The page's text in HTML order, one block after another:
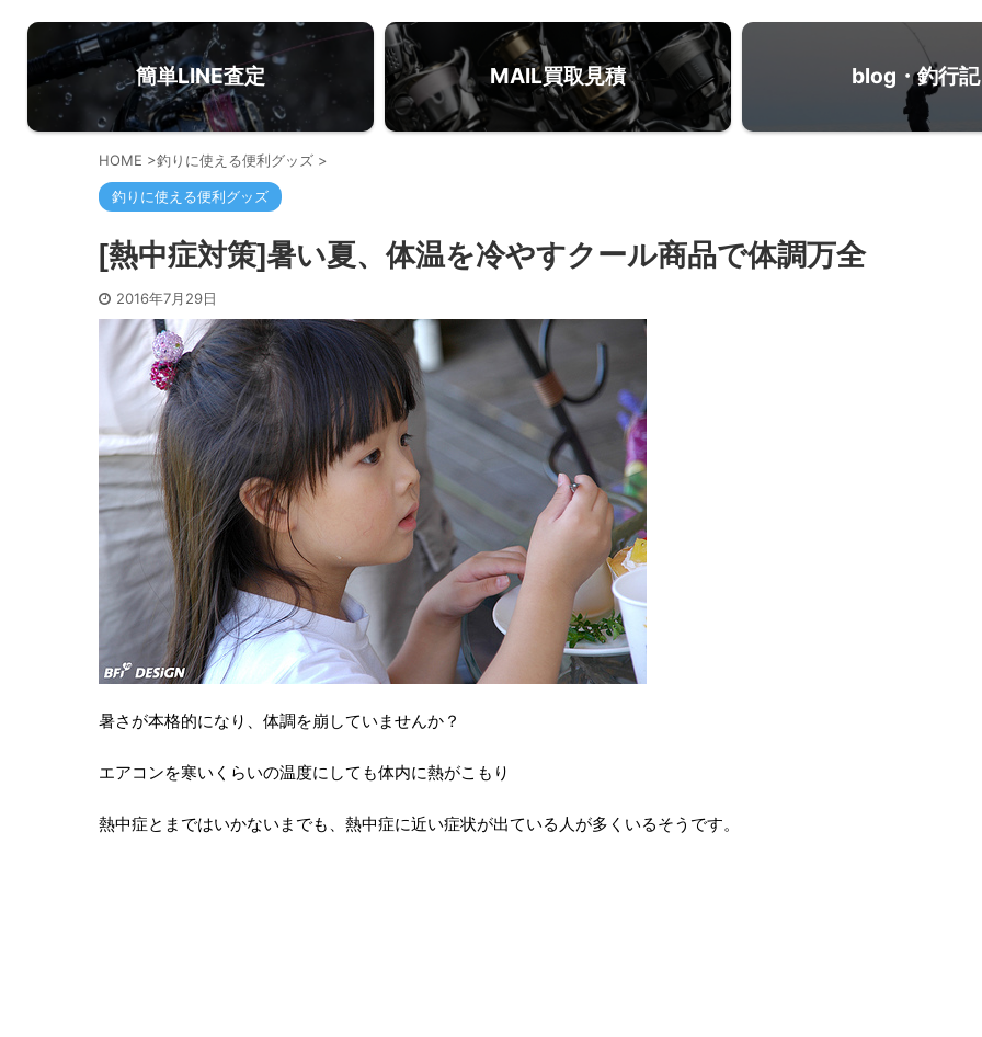
簡単LINE査定 MAIL買取見積 blog・釣行記
HOME >釣りに使える便利グッズ >
釣りに使える便利グッズ
[熱中症対策]暑い夏、体温を冷やすクール商品で体調万全
2016年7月29日
暑さが本格的になり、体調を崩していませんか？
エアコンを寒いくらいの温度にしても体内に熱がこもり
熱中症とまではいかないまでも、熱中症に近い症状が出ている人が多くいるそうです。